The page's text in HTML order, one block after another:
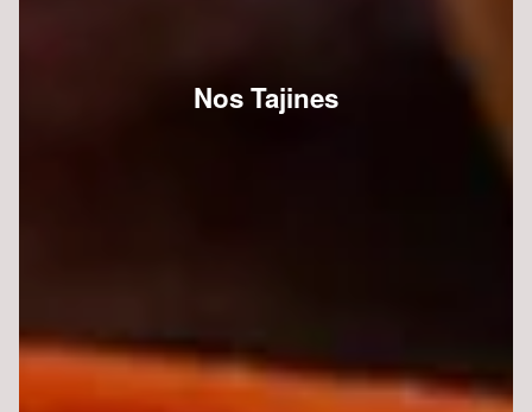
Nos Tajines